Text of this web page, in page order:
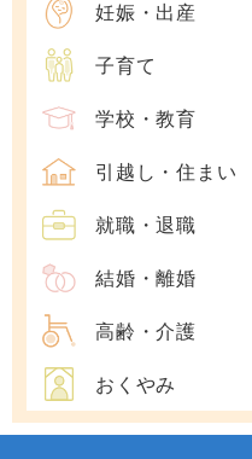
妊娠・出産
子育て
学校・教育
引越し・住まい
就職・退職
結婚・離婚
高齢・介護
おくやみ